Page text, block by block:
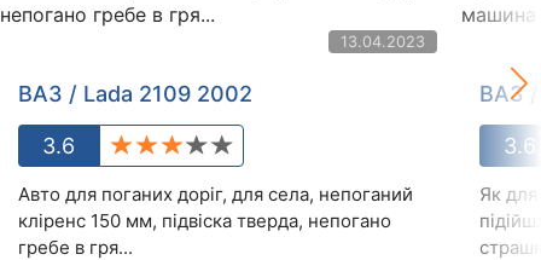
13.04.2023
ВАЗ / Lada 2109 2002
3.6
Авто для поганих доріг, для села, непоганий
кліренс 150 мм, підвіска тверда, непогано
гребе в гря...
ВАЗ /
3.6
Як